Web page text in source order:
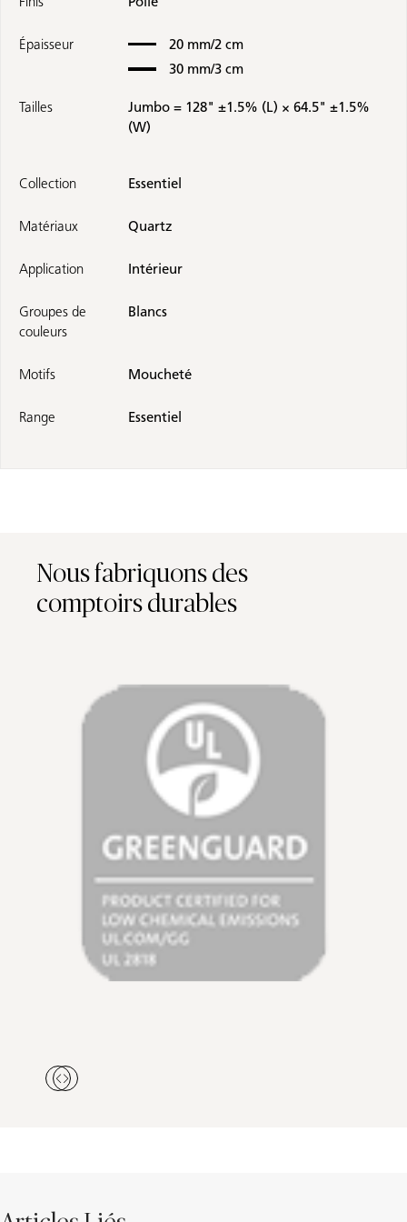
Épaisseur
20 mm/2 cm
30 mm/3 cm
Tailles
Jumbo = 128" ±1.5% (L) × 64.5" ±1.5%
(W)
Collection Essentiel
Matériaux Quartz
Application Intérieur
Groupes de
couleurs
Blancs
Motifs Moucheté
Range Essentiel
Nous fabriquons des
comptoirs durables